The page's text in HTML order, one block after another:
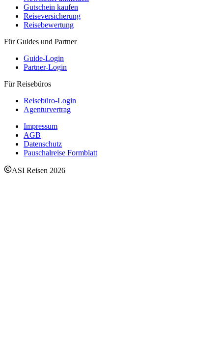
Gutschein kaufen
Reiseversicherung
Reisebewertung
Für Guides und Partner
Guide-Login
Partner-Login
Für Reisebüros
Reisebüro-Login
Agenturvertrag
Impressum
AGB
Datenschutz
Pauschalreise Formblatt
ASI Reisen 2026